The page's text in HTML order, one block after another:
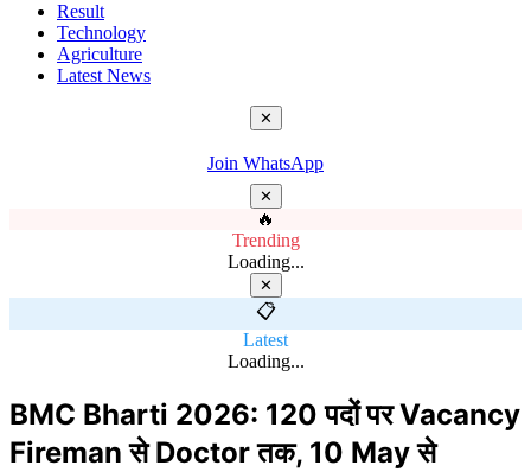
Result
Technology
Agriculture
Latest News
✕
Join WhatsApp
✕
🔥
Trending
Loading...
✕
📋
Latest
Loading...
BMC Bharti 2026: 120 पदों पर Vacancy
Fireman से Doctor तक, 10 May से